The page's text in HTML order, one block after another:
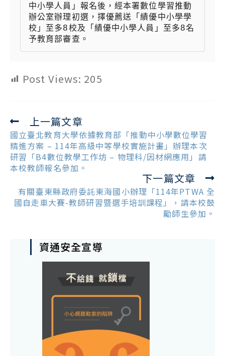
中小學人員」報名後，經本署數位學習推動
辦公室辦理初選，擇優薦送「績優中小學學
校」至多8校及「績優中小學人員」至多8名
予教育部審查。
Post Views: 205
Read
more
articles
上一篇文章
國立臺北教育大學依據教育部「推動中小學數位學習
精進方案 – 114年高級中等學校實施計畫」辦理本次
研習「B4數位教學工作坊 – 物理科/因材網應用」請
本校教師報名參加。
下一篇文章
有關臺東縣政府委託東海國小辦理「114年PTWA 全
國自走車大賽-教師研習暨選手培訓課程」，請本校鼓
勵師生參加。
資通安全宣導